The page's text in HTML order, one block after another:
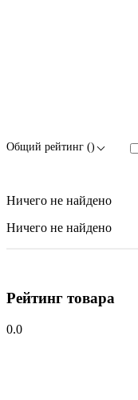
Общий рейтинг ()
Ничего не найдено
Ничего не найдено
Рейтинг товара
0.0